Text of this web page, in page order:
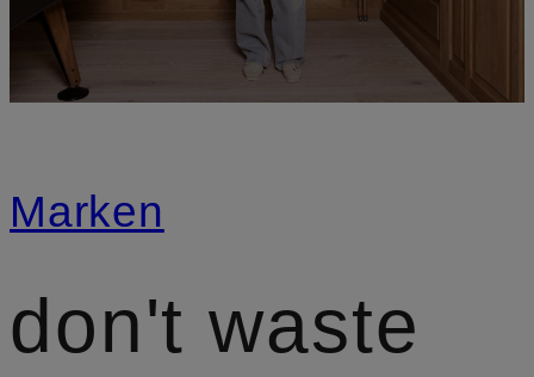
Marken
don't waste